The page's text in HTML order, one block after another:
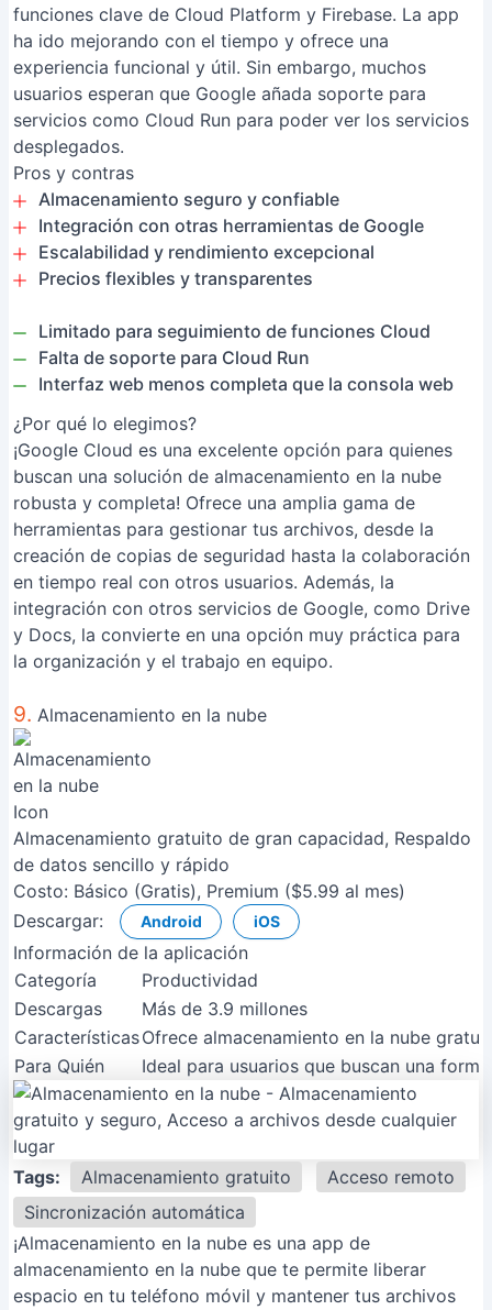
funciones clave de Cloud Platform y Firebase. La app
ha ido mejorando con el tiempo y ofrece una
experiencia funcional y útil. Sin embargo, muchos
usuarios esperan que Google añada soporte para
servicios como Cloud Run para poder ver los servicios
desplegados.
Pros y contras
Almacenamiento seguro y confiable
Integración con otras herramientas de Google
Escalabilidad y rendimiento excepcional
Precios flexibles y transparentes
Limitado para seguimiento de funciones Cloud
Falta de soporte para Cloud Run
Interfaz web menos completa que la consola web
¿Por qué lo elegimos?
¡Google Cloud es una excelente opción para quienes
buscan una solución de almacenamiento en la nube
robusta y completa! Ofrece una amplia gama de
herramientas para gestionar tus archivos, desde la
creación de copias de seguridad hasta la colaboración
en tiempo real con otros usuarios. Además, la
integración con otros servicios de Google, como Drive
y Docs, la convierte en una opción muy práctica para
la organización y el trabajo en equipo.
9. Almacenamiento en la nube
Almacenamiento gratuito de gran capacidad, Respaldo
de datos sencillo y rápido
Costo: Básico (Gratis), Premium ($5.99 al mes)
Descargar:
Android iOS
Información de la aplicación
Categoría
Productividad
Descargas
Más de 3.9 millones
CaracterísticasOfrece almacenamiento en la nube
Para Quién
Ideal para usuarios que buscan una
Tags: Almacenamiento gratuito
Acceso remoto
Sincronización automática
¡Almacenamiento en la nube es una app de
almacenamiento en la nube que te permite liberar
espacio en tu teléfono móvil y mantener tus archivos